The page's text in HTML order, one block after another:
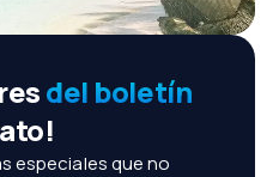
del boletín
especiales que no